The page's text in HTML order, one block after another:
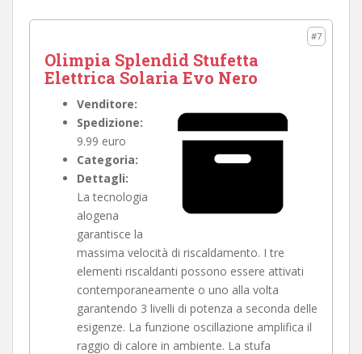
#7
Olimpia Splendid Stufetta
Elettrica Solaria Evo Nero
Venditore:
Spedizione:
9.99 euro
Categoria:
Dettagli:
La tecnologia
alogena
garantisce la
massima velocità di riscaldamento. I tre
elementi riscaldanti possono essere attivati
contemporaneamente o uno alla volta
garantendo 3 livelli di potenza a seconda delle
esigenze. La funzione oscillazione amplifica il
raggio di calore in ambiente. La stufa